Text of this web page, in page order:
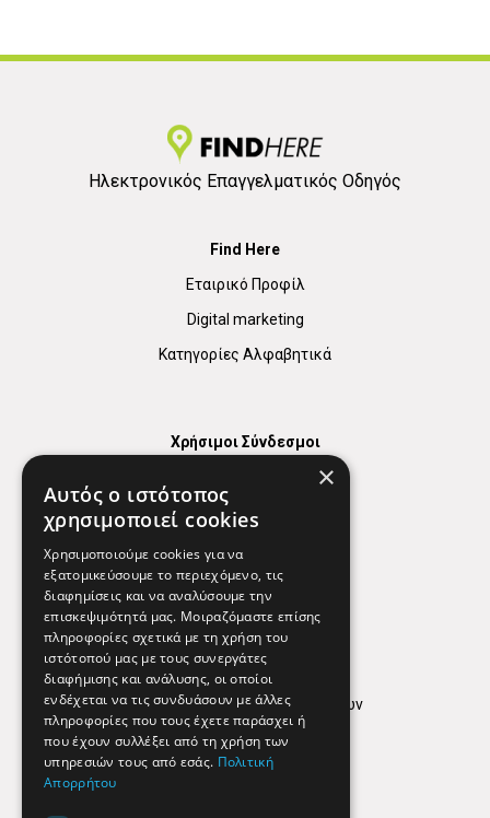
Ηλεκτρονικός Επαγγελματικός Οδηγός
Find Here
Εταιρικό Προφίλ
Digital marketing
Κατηγορίες Αλφαβητικά
Χρήσιμοι Σύνδεσμοι
Χρήσιμα Τηλέφωνα
Εφημερεύοντα Φαρμακεία
Απόρρητο
Όροι Χρήσης
Πολιτική προστασίας δεδομένων
Findhere
×
Αυτός ο ιστότοπος
χρησιμοποιεί cookies
Χρησιμοποιούμε cookies για να
εξατομικεύσουμε το περιεχόμενο, τις
διαφημίσεις και να αναλύσουμε την
επισκεψιμότητά μας. Μοιραζόμαστε επίσης
πληροφορίες σχετικά με τη χρήση του
ιστότοπού μας με τους συνεργάτες
διαφήμισης και ανάλυσης, οι οποίοι
ενδέχεται να τις συνδυάσουν με άλλες
πληροφορίες που τους έχετε παράσχει ή
που έχουν συλλέξει από τη χρήση των
υπηρεσιών τους από εσάς. Πολιτική
Απορρήτου